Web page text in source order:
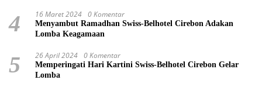
4 16 Maret 2024 0 Komentar
Menyambut Ramadhan Swiss-Belhotel Cirebon Adakan
Lomba Keagamaan
5 26 April 2024 0 Komentar
Memperingati Hari Kartini Swiss-Belhotel Cirebon Gelar
Lomba